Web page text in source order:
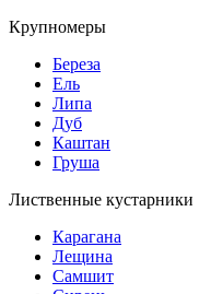
Крупномеры
Береза
Ель
Липа
Дуб
Каштан
Груша
Лиственные кустарники
Карагана
Лещина
Самшит